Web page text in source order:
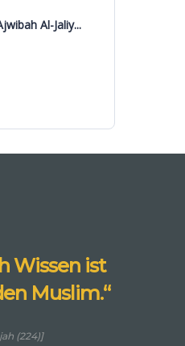
Al-Jaliy...
Wissen ist
Muslim.“
(224)]